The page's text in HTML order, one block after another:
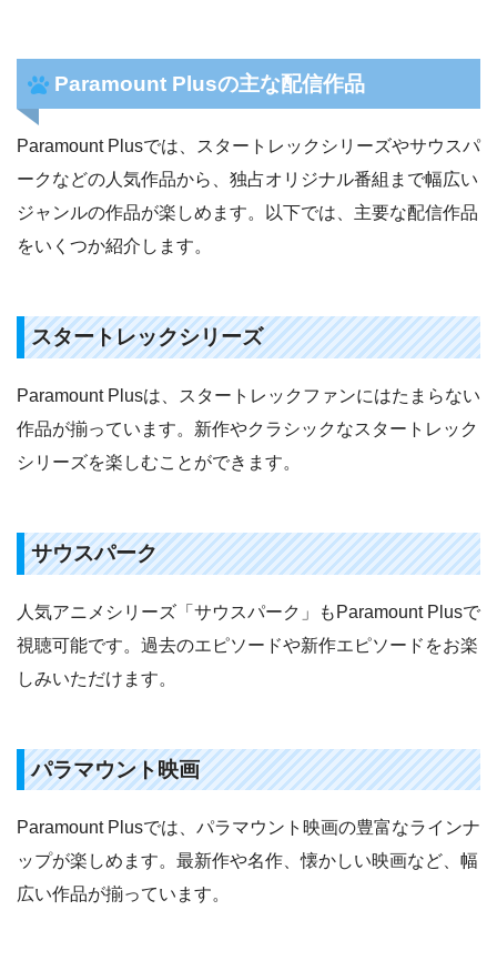
Paramount Plusの主な配信作品
Paramount Plusでは、スタートレックシリーズやサウスパ
ークなどの人気作品から、独占オリジナル番組まで幅広い
ジャンルの作品が楽しめます。以下では、主要な配信作品
をいくつか紹介します。
スタートレックシリーズ
Paramount Plusは、スタートレックファンにはたまらない
作品が揃っています。新作やクラシックなスタートレック
シリーズを楽しむことができます。
サウスパーク
人気アニメシリーズ「サウスパーク」もParamount Plusで
視聴可能です。過去のエピソードや新作エピソードをお楽
しみいただけます。
パラマウント映画
Paramount Plusでは、パラマウント映画の豊富なラインナ
ップが楽しめます。最新作や名作、懐かしい映画など、幅
広い作品が揃っています。